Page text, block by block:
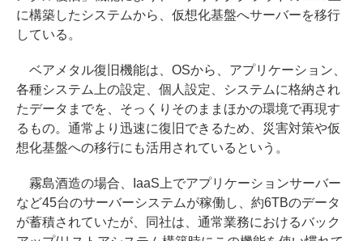
に構築したシステムから、仮想化基盤へサーバーを移行
している。
ベアメタル復旧機能は、OSから、アプリケーション、
各種システム上の設定、個人設定、システムに格納され
たデータまでを、そっくりそのままほかの環境で再現す
るもの。通常より迅速に復旧できるため、災害対策や仮
想化基盤への移行にも活用されているという。
霧島酒造の場合、IaaS上でアプリケーションサーバー
など45台のサーバーシステムが稼働し、約6TBのデータ
が蓄積されていたが、同社は、通常業務におけるバック